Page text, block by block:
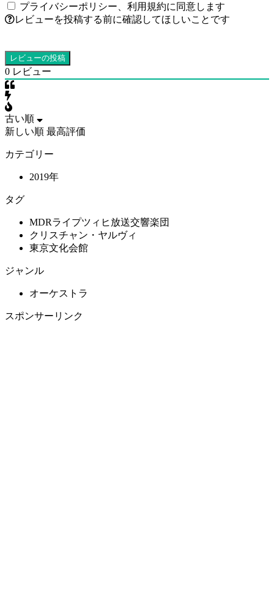
プライバシーポリシー
利用規約に同意します
レビューを投稿する前に確認してほしいことです
0 レビュー
古い順
新しい順 最高評価
カテゴリー
2019年
タグ
MDRライプツィヒ放送交響楽団
クリスチャン・ヤルヴィ
東京文化会館
ジャンル
オーケストラ
スポンサーリンク